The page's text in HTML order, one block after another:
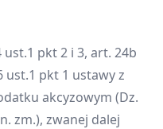
pkt 2 i 3, art. 24b
ust.1 pkt 1 ustawy z
akcyzowym (Dz.
zm.), zwanej dalej